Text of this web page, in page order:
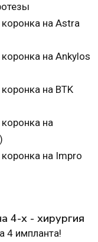
на Astra
на Ankylos
на BTK
на
на Impro
4-х - хирургия
4 импланта!